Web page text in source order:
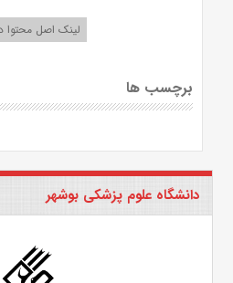
لینک اصل محتوا
برچسب ها
دانشگاه علوم پزشکی بوشهر